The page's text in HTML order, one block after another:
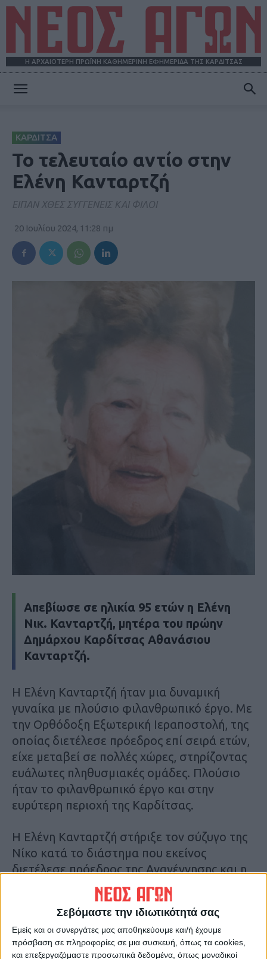
Σεβόμαστε την ιδιωτικότητά σας
Εμείς και οι συνεργάτες μας αποθηκεύουμε και/ή έχουμε
πρόσβαση σε πληροφορίες σε μια συσκευή, όπως τα cookies,
και επεξεργαζόμαστε προσωπικά δεδομένα, όπως μοναδικοί
Η ΑΡΧΑΙΟΤΕΡΗ ΠΡΩΪΝΗ ΚΑΘΗΜΕΡΙΝΗ ΕΦΗΜΕΡΙΔΑ ΤΗΣ ΚΑΡΔΙΤΣΑΣ
ΚΑΡΔΙΤΣΑ
Το τελευταίο αντίο στην
Ελένη Κανταρτζή
ΕΙΠΑΝ ΧΘΕΣ ΣΥΓΓΕΝΕΙΣ ΚΑΙ ΦΙΛΟΙ
20 Ιουλίου 2024, 11:28 πμ
Απεβίωσε σε ηλικία 95 ετών η Ελένη
Νικ. Κανταρτζή, μητέρα του πρώην
Δημάρχου Καρδίτσας Αθανάσιου
Κανταρτζή.
Η Ελένη Κανταρτζή ήταν μια δυναμική
γυναίκα με πλούσιο φιλανθρωπικό έργο. Με
την Ορθόδοξη Εξωτερική Ιεραποστολή, της
οποίας διετέλεσε πρόεδρος επί σειρά ετών,
είχε μεταβεί σε πολλές χώρες, στηρίζοντας
ευάλωτες πληθυσμιακές ομάδες. Πλούσιο
ήταν το φιλανθρωπικό έργο και στην
ευρύτερη περιοχή της Καρδίτσας.
Η Ελένη Κανταρτζή στήριξε τον σύζυγο της
Νίκο κατά το διάστημα που εκείνος
διετέλεσε πρόεδρος της Αναγέννησης και η
ίδια παρακολουθούσε ενεργά τα αγωνιστικά
και διοικητικά τεκταινόμενα της ομάδας.
Ευτύχησε να δει αποκατεστημένα τα παιδιά
και τα εγγόνια της. Χθες συγγενείς, φίλοι και